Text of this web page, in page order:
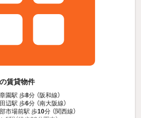
賃貸物件
園駅 歩8分 （阪和線）
辺駅 歩6分 （南大阪線）
市場前駅 歩10分 （関西線）